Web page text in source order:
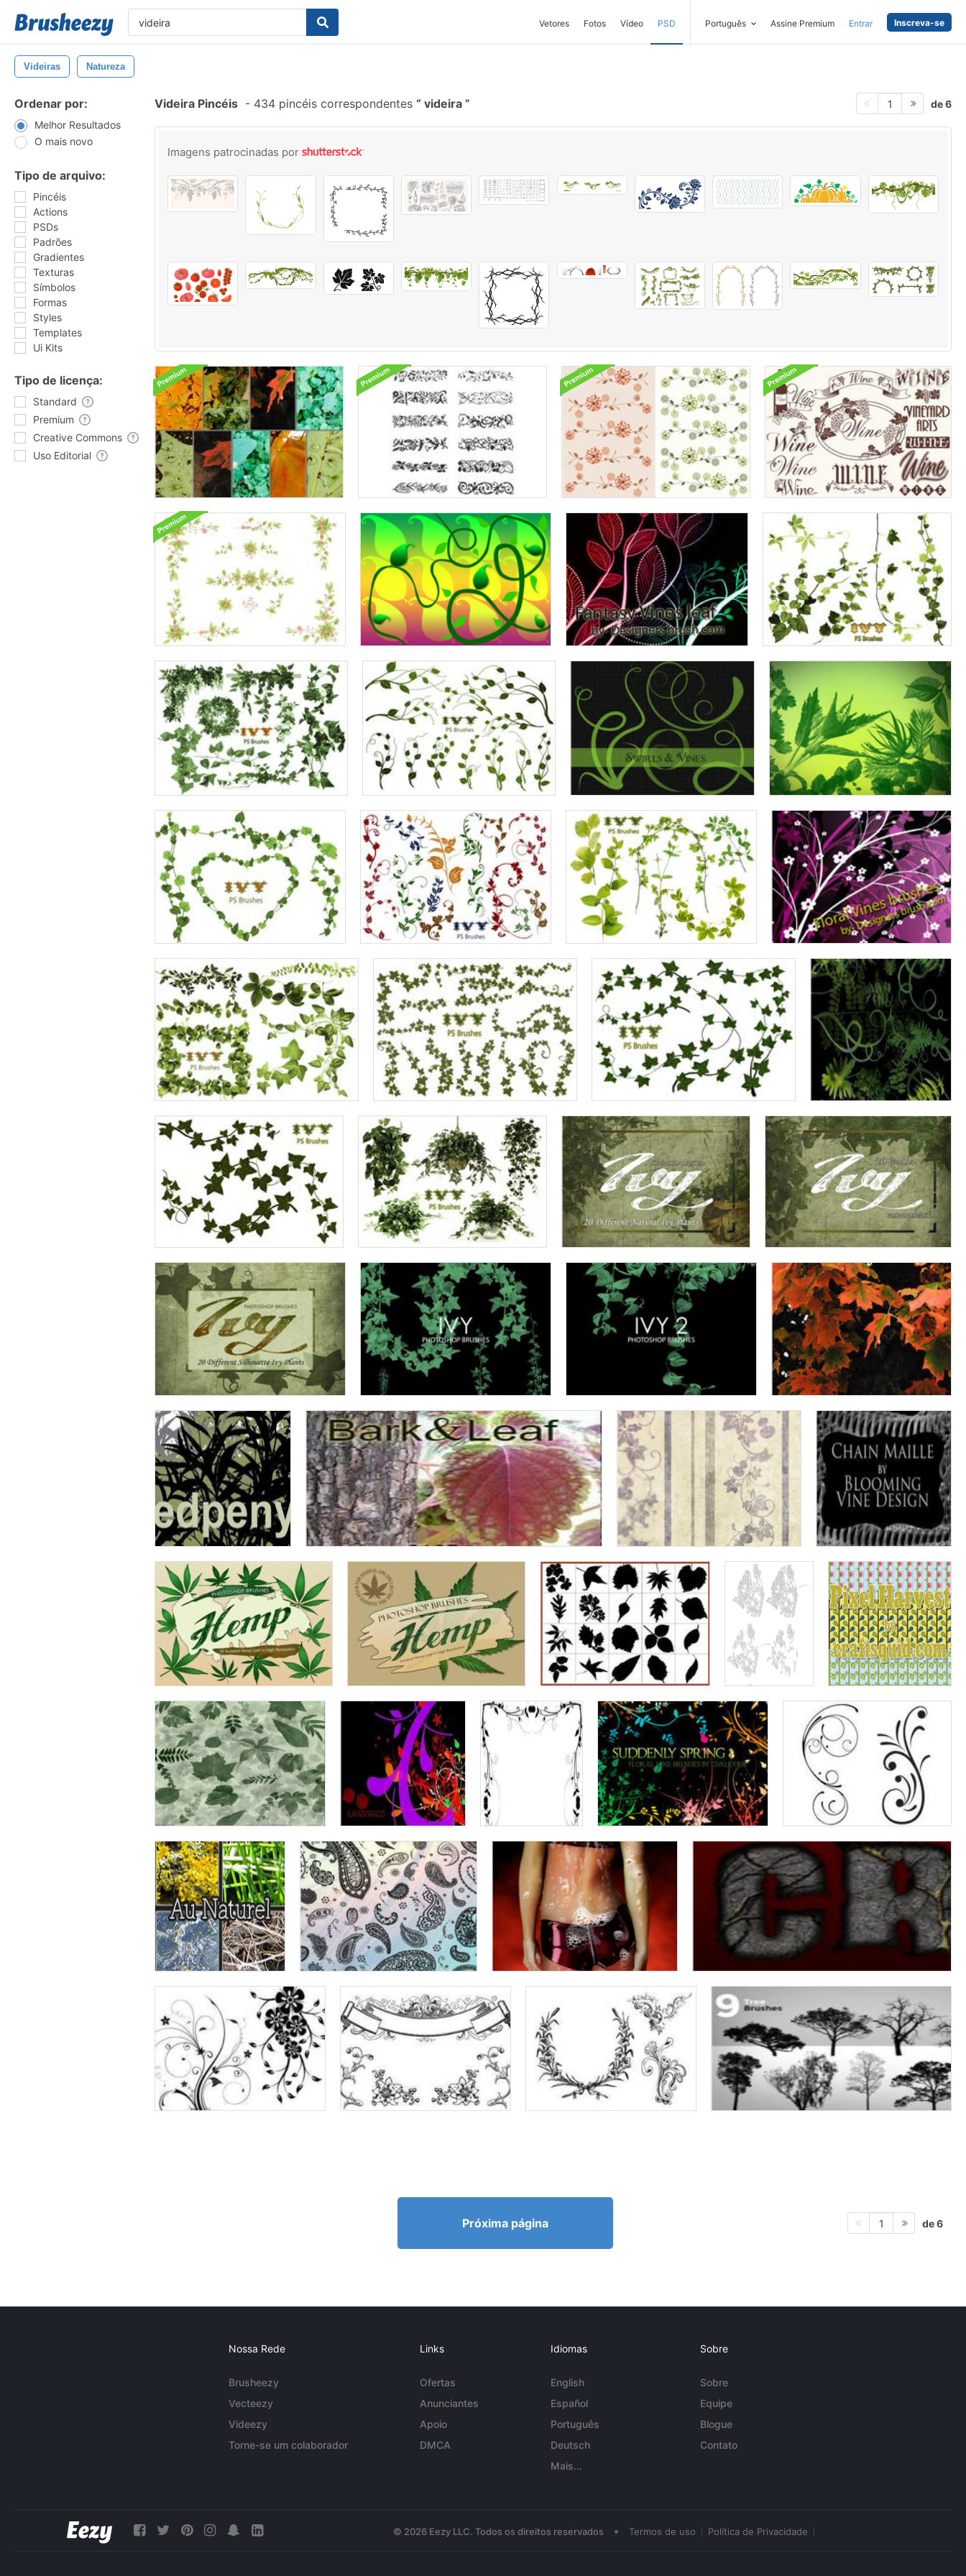
Vetores Fotos Vídeo PSD Português Assine Premium Entrar Inscreva-se
Videiras Natureza
Ordenar por:
Melhor Resultados
O mais novo
Tipo de arquivo:
Pincéis
Actions
PSDs
Padrões
Gradientes
Texturas
Símbolos
Formas
Styles
Templates
Ui Kits
Tipo de licença:
Standard
Premium
Creative Commons
Uso Editorial
Videira Pincéis - 434 pincéis correspondentes videira 1 de 6
Imagens patrocinadas por
Próxima página 1 de 6
Nossa Rede
Brusheezy
Vecteezy
Videezy
Torne-se um colaborador
Links
Ofertas
Anunciantes
Apoio
DMCA
Idiomas
English
Español
Português
Deutsch
Mais...
Sobre
Sobre
Equipe
Blogue
Contato
© 2026 Eezy LLC. Todos os direitos reservados • Termos de uso Política de Privacidade